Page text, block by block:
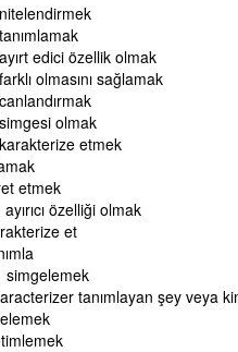
nitelendirmek
tanımlamak
ayırt edici özellik olmak
farklı olmasını sağlamak
canlandırmak
simgesi olmak
karakterize etmek
etmek
özelliği olmak
et
simgelemek
tanımlayan şey veya